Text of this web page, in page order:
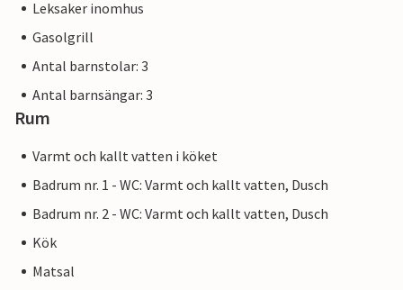
Leksaker inomhus
Gasolgrill
Antal barnstolar: 3
Antal barnsängar: 3
Rum
Varmt och kallt vatten i köket
Badrum nr. 1 - WC: Varmt och kallt vatten, Dusch
Badrum nr. 2 - WC: Varmt och kallt vatten, Dusch
Kök
Matsal